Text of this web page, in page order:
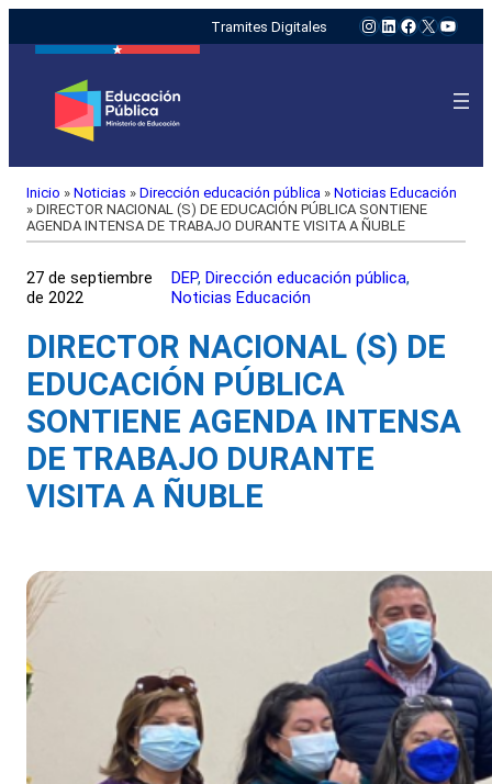
Tramites Digitales Instagram
LinkedIn
Facebook
X
Inicio » Noticias » Dirección educación pública » Noticias Educación
» DIRECTOR NACIONAL (S) DE EDUCACIÓN PÚBLICA SONTIENE
AGENDA INTENSA DE TRABAJO DURANTE VISITA A ÑUBLE
27 de septiembre
de 2022
DEP, Dirección educación pública
Noticias Educación
DIRECTOR NACIONAL (S) DE
EDUCACIÓN PÚBLICA
SONTIENE AGENDA INTENSA
DE TRABAJO DURANTE
VISITA A ÑUBLE